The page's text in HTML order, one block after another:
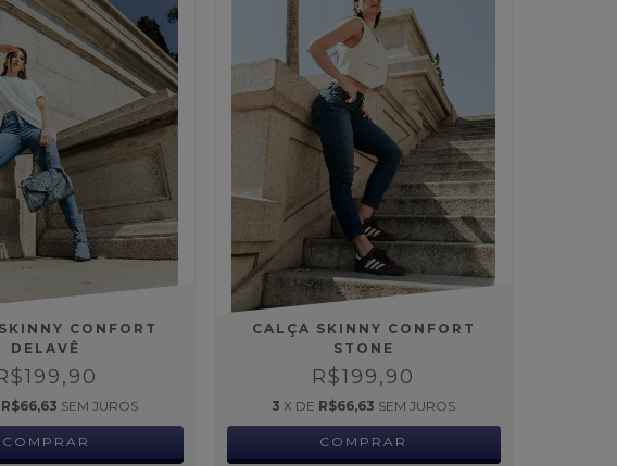
CONFORT
DELAVÊ
R$66,63 SEM JUROS
COMPRAR
CALÇA SKINNY CONFORT
STONE
R$199,90
3 X DE R$66,63 SEM JUROS
COMPRAR